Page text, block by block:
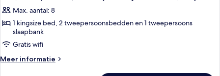
Accessible,
Transfer
Shower)
foto's
voor
Villa,
slaapkamers,
balkon
Max. aantal: 8
1 kingsize bed, 2 tweepersoonsbedden en 1 tweepersoons
slaapbank
Gratis wifi
Meer informatie
Meer